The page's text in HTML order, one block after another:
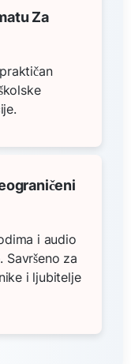
Za
i audio
za
i ljubitelje